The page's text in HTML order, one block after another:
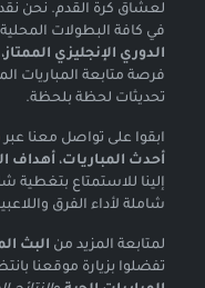
لعشاق كرة القدم. نحن
في كافة البطولات المحلية
الدوري الإنجليزي الممتاز
فرصة متابعة المباريات
تحديثات لحظة بلحظة.
ابقوا على تواصل معنا عبر
أحدث المباريات، أهداف
إلينا للاستمتاع بتغطية
شاملة لأداء الفرق
لمتابعة المزيد من البث
تفضلوا بزيارة موقعنا